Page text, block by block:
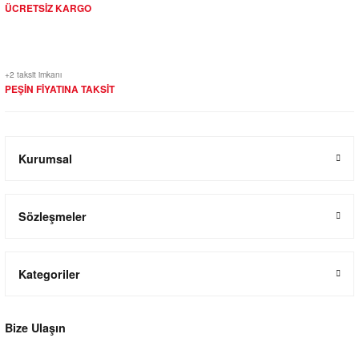
ÜCRETSİZ KARGO
+2 taksit imkanı
PEŞİN FİYATINA TAKSİT
Kurumsal
Sözleşmeler
Kategoriler
Bize Ulaşın